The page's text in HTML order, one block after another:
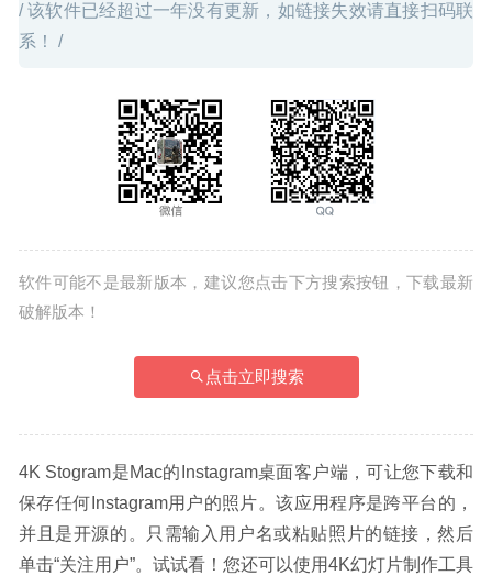
/ 该软件已经超过一年没有更新，如链接失效请直接扫码联
系！ /
软件可能不是最新版本，建议您点击下方搜索按钮，下载最新
破解版本！
点击立即搜索
4K Stogram是Mac的Instagram桌面客户端，可让您下载和
保存任何Instagram用户的照片。该应用程序是跨平台的，
并且是开源的。只需输入用户名或粘贴照片的链接，然后
单击“关注用户”。试试看！您还可以使用4K幻灯片制作工具